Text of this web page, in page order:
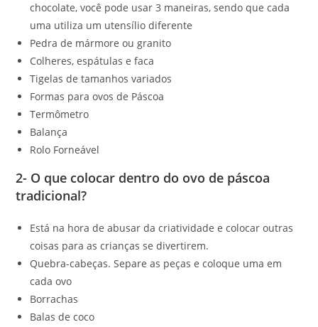
chocolate, você pode usar 3 maneiras, sendo que cada
uma utiliza um utensílio diferente
Pedra de mármore ou granito
Colheres, espátulas e faca
Tigelas de tamanhos variados
Formas para ovos de Páscoa
Termômetro
Balança
Rolo Forneável
2- O que colocar dentro do ovo de páscoa
tradicional?
Está na hora de abusar da criatividade e colocar outras
coisas para as crianças se divertirem.
Quebra-cabeças. Separe as peças e coloque uma em
cada ovo
Borrachas
Balas de coco